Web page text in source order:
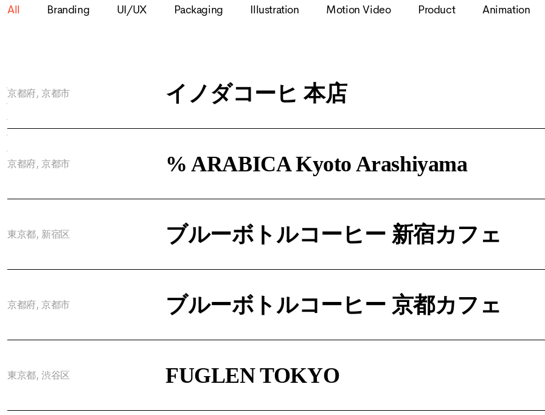
All Branding UI/UX Packaging Illustration Motion Video Product Animation
京都府, 京都市 イノダコーヒ 本店
京都府, 京都市 % ARABICA Kyoto Arashiyama
東京都, 新宿区 ブルーボトルコーヒー 新宿カフェ
京都府, 京都市 ブルーボトルコーヒー 京都カフェ
東京都, 渋谷区 FUGLEN TOKYO
1